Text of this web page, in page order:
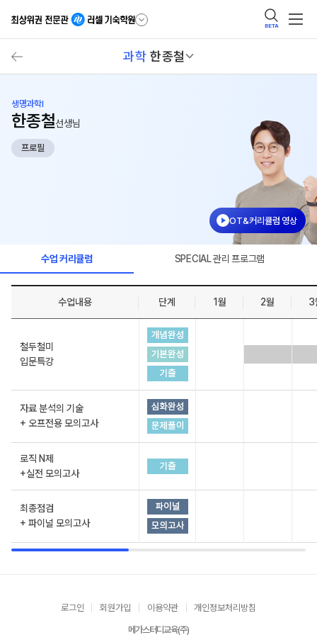
BETA
과학 한종철
생명과학I
한종철선생님
프로필
OT&커리큘럼 영상
수업 커리큘럼 SPECIAL 관리 프로그램
수업내용 단계 1월 2월 3
철두철미
입문특강
자료 분석의 기술
+ 오프전용 모의고사
로직 N제
+실전 모의고사
최종점검
+ 파이널 모의고사
로그인 회원가입 이용약관 개인정보처리방침
메가스터디교육(주)